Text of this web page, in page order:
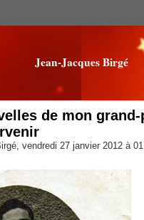
Jean-Jacques Birgé
de mon
vendredi 27 janvier 2012 à